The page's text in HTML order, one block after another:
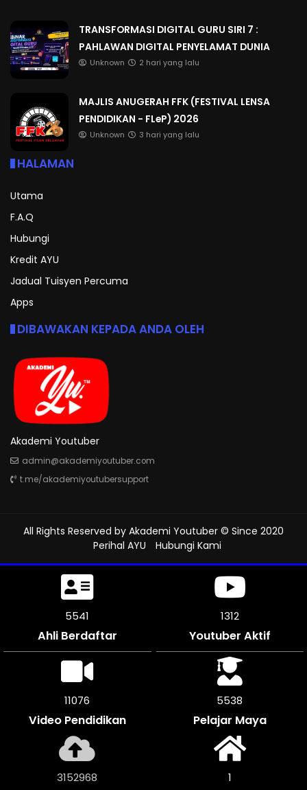
TRANSFORMASI DIGITAL GURU SIRI 7 :
PAHLAWAN DIGITAL PENYELAMAT DUNIA
Unknown 2 hari yang lalu
MAJLIS ANUGERAH FFK (FESTIVAL LENSA
PENDIDIKAN - FLeP) 2026
Unknown 3 hari yang lalu
HALAMAN
Utama
F.A.Q
Hubungi
Kredit AYU
Jadual Tuisyen Percuma
Apps
DIBAWAKAN KEPADA ANDA OLEH
Akademi Youtuber
admin@akademiyoutuber.com
t.me/akademiyoutubersupport
All Rights Reserved by Akademi Youtuber © Since 2020
Perihal AYU
Hubungi Kami
5985
Ahli Berdaftar
1312
Youtuber Aktif
11964
Video Pendidikan
5982
Pelajar Maya
3405752 1